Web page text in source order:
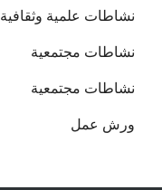
نشاطات علمية وثقافية
نشاطات مجتمعية
نشاطات مجتمعية
ورش عمل